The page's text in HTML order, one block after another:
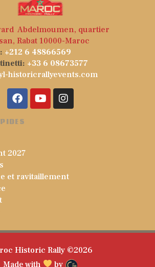
Abdelmoumen, quartier
Rabat 10000-Maroc
+212 6 48866569
+33 6 08673577
historicrallyevents.com
2027
et ravitaillement
Historic Rally ©2026
Made with
by